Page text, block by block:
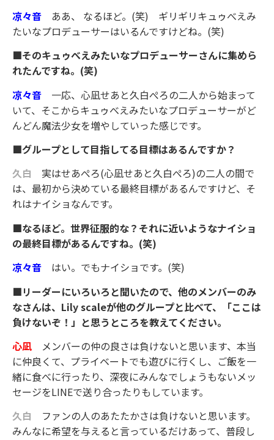
凉々音 ああ、 なるほど。(笑) ギリギリキュゥべえみ
たいなプロデューサーはいるんですけどね。(笑)
■そのキュゥべえみたいなプロデューサーさんに集めら
れたんですね。(笑)
凉々音 一応、心凪せあと久白ぺろの二人から始まって
いて、そこからキュゥべえみたいなプロデューサーがど
んどん魔法少女を増やしていった感じです。
■グループとして目指してる目標はあるんですか？
久白 実はせあぺろ(心凪せあと久白ぺろ)の二人の間で
は、最初から決めている最終目標があるんですけど、そ
れはナイショなんです。
■なるほど。世界征服的な？それに近いようなナイショ
の最終目標があるんですね。(笑)
凉々音 はい。でもナイショです。(笑)
■リーダーにいろいろと聞いたので、他のメンバーのみ
なさんは、Lily scaleが他のグループと比べて、「ここは
負けないぞ！」と思うところを教えてください。
心凪 メンバーの仲の良さは負けないと思います、本当
に仲良くて、プライベートでも遊びに行くし、ご飯を一
緒に食べに行ったり、深夜にみんなでしょうもないメッ
セージをLINEで送り合ったりもしています。
久白 ファンの人のあたたかさは負けないと思います。
みんなに希望を与えると言っているだけあって、普段し